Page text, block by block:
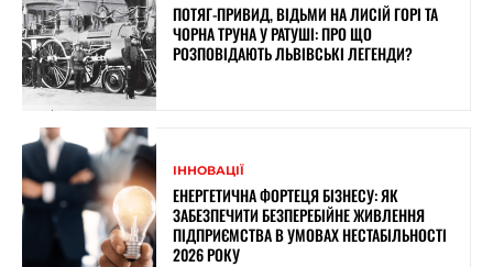
ПОТЯГ-ПРИВИД, ВІДЬМИ НА ЛИСІЙ ГОРІ ТА
ЧОРНА ТРУНА У РАТУШІ: ПРО ЩО
РОЗПОВІДАЮТЬ ЛЬВІВСЬКІ ЛЕГЕНДИ?
ІННОВАЦІЇ
ЕНЕРГЕТИЧНА ФОРТЕЦЯ БІЗНЕСУ: ЯК
ЗАБЕЗПЕЧИТИ БЕЗПЕРЕБІЙНЕ ЖИВЛЕННЯ
ПІДПРИЄМСТВА В УМОВАХ НЕСТАБІЛЬНОСТІ
2026 РОКУ